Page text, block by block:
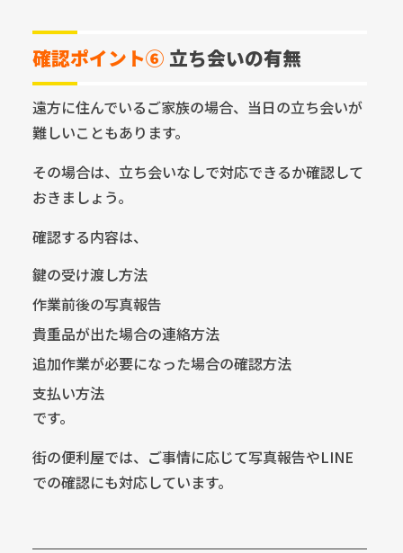
確認ポイント⑥ 立ち会いの有無
遠方に住んでいるご家族の場合、当日の立ち会いが
難しいこともあります。
その場合は、立ち会いなしで対応できるか確認して
おきましょう。
確認する内容は、
鍵の受け渡し方法
作業前後の写真報告
貴重品が出た場合の連絡方法
追加作業が必要になった場合の確認方法
支払い方法
です。
街の便利屋では、ご事情に応じて写真報告やLINE
での確認にも対応しています。